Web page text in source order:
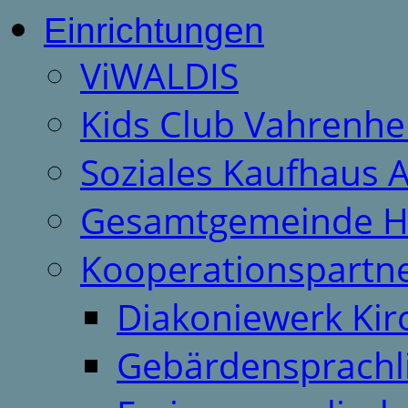
Einrichtungen
ViWALDIS
Kids Club
Soziales Kaufhaus
Gesamtgemeinde
Diakoniewerk